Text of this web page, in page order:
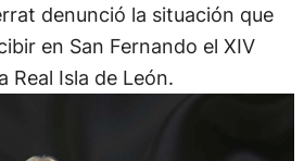
denunció la situación que
en San Fernando el XIV
Real Isla de León.